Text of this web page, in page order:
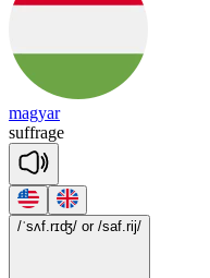
magyar
suffrage
/ˈsʌf.rɪʤ/ or /saf.rij/